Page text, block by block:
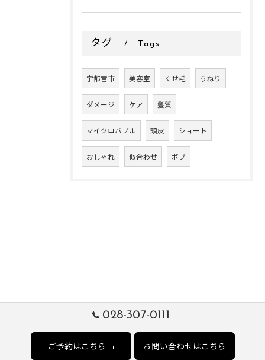
タグ Tags
宇都宮市 美容室 くせ毛 うねり
ダメージ ケア 髪質
マイクロバブル 頭皮 ショート
おしゃれ 似合わせ ボブ
028-307-0111
ご予約はこちら お問い合わせはこちら